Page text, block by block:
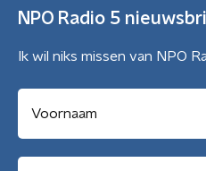
NPO Radio 5
Ik wil niks missen van NPO